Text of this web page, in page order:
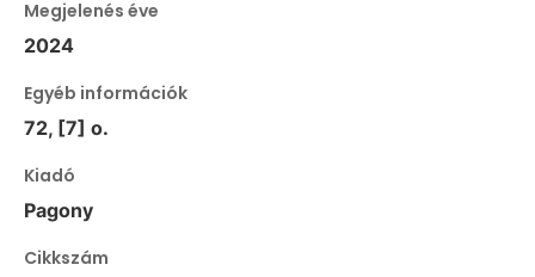
Megjelenés éve
2024
Egyéb információk
72, [7] o.
Kiadó
Pagony
Cikkszám